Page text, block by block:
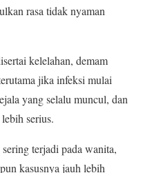
rasa tidak nyaman
kelelahan, demam
jika infeksi mulai
yang selalu muncul, dan
serius.
terjadi pada wanita,
kasusnya jauh lebih